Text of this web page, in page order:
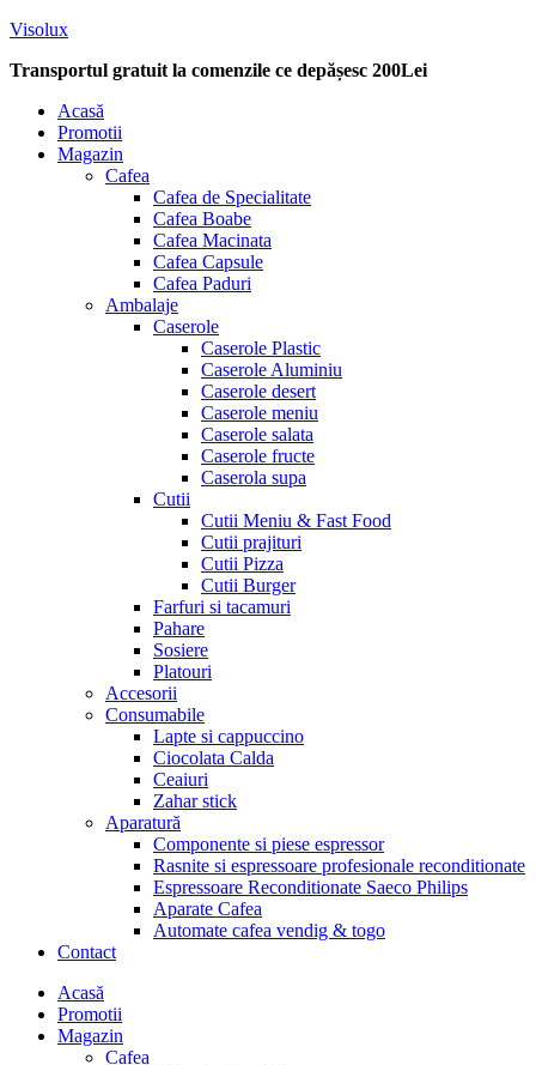
Visolux
Transportul gratuit la comenzile ce depășesc 200Lei
Menu
Acasă
Promotii
Magazin
Cafea
Cafea de Specialitate
Cafea Boabe
Cafea Macinata
Cafea Capsule
Cafea Paduri
Ambalaje
Caserole
Caserole Plastic
Caserole Aluminiu
Caserole desert
Caserole meniu
Caserole salata
Caserole fructe
Caserola supa
Cutii
Cutii Meniu & Fast Food
Cutii prajituri
Cutii Pizza
Cutii Burger
Farfuri si tacamuri
Pahare
Sosiere
Platouri
Accesorii
Consumabile
Lapte si cappuccino
Ciocolata Calda
Ceaiuri
Zahar stick
Aparatură
Componente si piese espressor
Rasnite si espressoare profesionale reconditionate
Espressoare Reconditionate Saeco Philips
Aparate Cafea
Automate cafea vendig & togo
Contact
Menu
Acasă
Promotii
Magazin
Cafea